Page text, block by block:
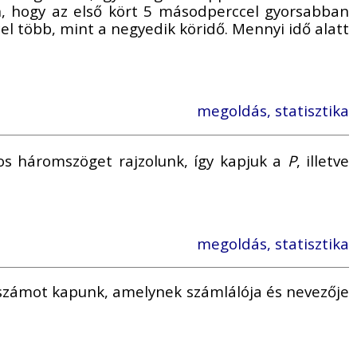
az első kört 5 másodperccel gyorsabban
több, mint a negyedik köridő. Mennyi idő alatt
megoldás, statisztika
háromszöget rajzolunk, így kapjuk a P, illetve
megoldás, statisztika
kapunk, amelynek számlálója és nevezője